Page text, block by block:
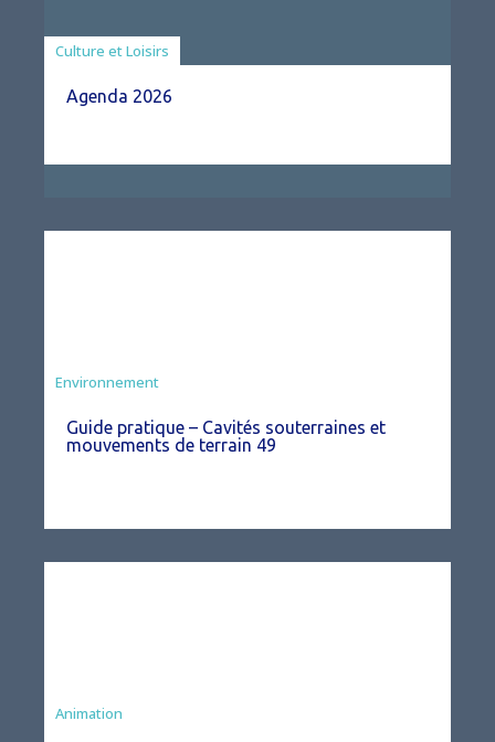
Associations
Culture et Loisirs
Agenda 2026
Environnement
Guide pratique – Cavités souterraines et
mouvements de terrain 49
Animation